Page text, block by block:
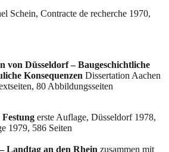
Schein, Contracte de recherche 1970,
von Düsseldorf – Baugeschichtliche
Konsequenzen Dissertation Aachen
80 Abbildungsseiten
erste Auflage, Düsseldorf 1978,
1979, 586 Seiten
Landtag an den Rhein zusammen mit